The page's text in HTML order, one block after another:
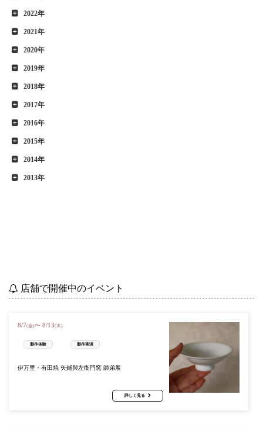
2022年
2021年
2020年
2019年
2018年
2017年
2016年
2015年
2014年
2013年
店舗で開催中のイベント
8/7(金)〜 8/13(木)
製作体験 製作実演
伊万里・有田焼 矢鋪與左衛門窯 師弟展
詳しく見る